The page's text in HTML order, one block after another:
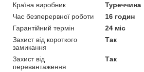
Країна виробник
Туреччина
Час безперервної роботи
16 годин
Гарантійний термін
24 міс
Захист від короткого
замикання
Так
Захист від
перевантаження
Так